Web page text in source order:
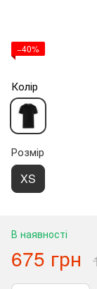
−40%
Колір
Розмір
XS
В наявності
675 грн